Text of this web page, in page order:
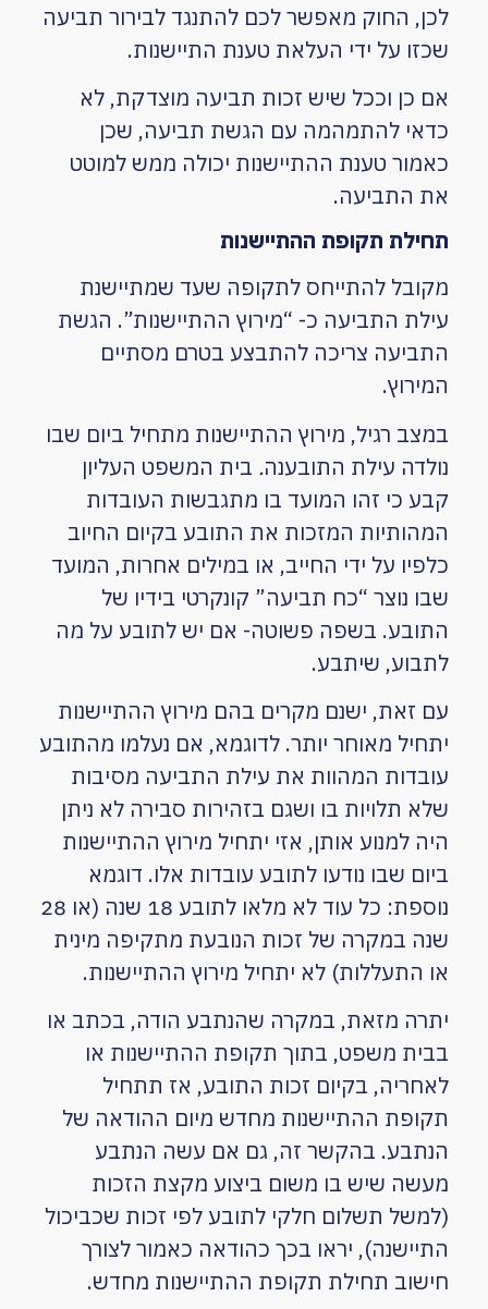
לכן, החוק מאפשר לכם להתנגד לבירור תביעה
שכזו על ידי העלאת טענת התיישנות.
אם כן וככל שיש זכות תביעה מוצדקת, לא
כדאי להתמהמה עם הגשת תביעה, שכן
כאמור טענת ההתיישנות יכולה ממש למוטט
את התביעה.
תחילת תקופת ההתיישנות
מקובל להתייחס לתקופה שעד שמתיישנת
עילת התביעה כ- “מירוץ ההתיישנות”. הגשת
התביעה צריכה להתבצע בטרם מסתיים
המירוץ.
במצב רגיל, מירוץ ההתיישנות מתחיל ביום שבו
נולדה עילת התובענה. בית המשפט העליון
קבע כי זהו המועד בו מתגבשות העובדות
המהותיות המזכות את התובע בקיום החיוב
כלפיו על ידי החייב, או במילים אחרות, המועד
שבו נוצר “כח תביעה” קונקרטי בידיו של
התובע. בשפה פשוטה- אם יש לתובע על מה
לתבוע, שיתבע.
עם זאת, ישנם מקרים בהם מירוץ ההתיישנות
יתחיל מאוחר יותר. לדוגמא, אם נעלמו מהתובע
עובדות המהוות את עילת התביעה מסיבות
שלא תלויות בו ושגם בזהירות סבירה לא ניתן
היה למנוע אותן, אזי יתחיל מירוץ ההתיישנות
ביום שבו נודעו לתובע עובדות אלו. דוגמא
נוספת: כל עוד לא מלאו לתובע 18 שנה (או 28
שנה במקרה של זכות הנובעת מתקיפה מינית
או התעללות) לא יתחיל מירוץ ההתיישנות.
יתרה מזאת, במקרה שהנתבע הודה, בכתב או
בבית משפט, בתוך תקופת ההתיישנות או
לאחריה, בקיום זכות התובע, אז תתחיל
תקופת ההתיישנות מחדש מיום ההודאה של
הנתבע. בהקשר זה, גם אם עשה הנתבע
מעשה שיש בו משום ביצוע מקצת הזכות
(למשל תשלום חלקי לתובע לפי זכות שכביכול
התיישנה), יראו בכך כהודאה כאמור לצורך
חישוב תחילת תקופת ההתיישנות מחדש.